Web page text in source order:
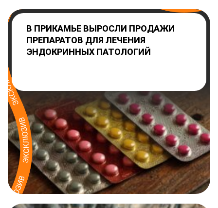
В ПРИКАМЬЕ ВЫРОСЛИ ПРОДАЖИ
ПРЕПАРАТОВ ДЛЯ ЛЕЧЕНИЯ
ЭНДОКРИННЫХ ПАТОЛОГИЙ